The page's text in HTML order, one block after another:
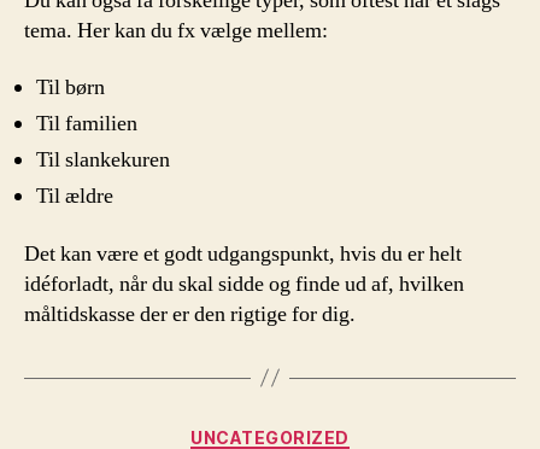
tema. Her kan du fx vælge mellem:
Til børn
Til familien
Til slankekuren
Til ældre
Det kan være et godt udgangspunkt, hvis du er helt
idéforladt, når du skal sidde og finde ud af, hvilken
måltidskasse der er den rigtige for dig.
Kategorier
UNCATEGORIZED